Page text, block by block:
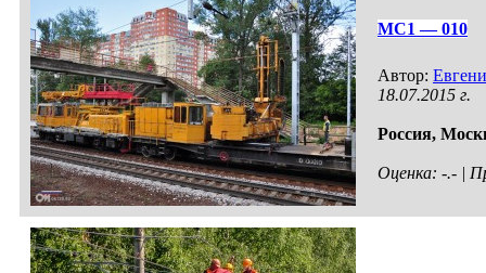
МС1 — 010
Автор:
18.07.2015 г.
Россия,
Оценка: -.- |